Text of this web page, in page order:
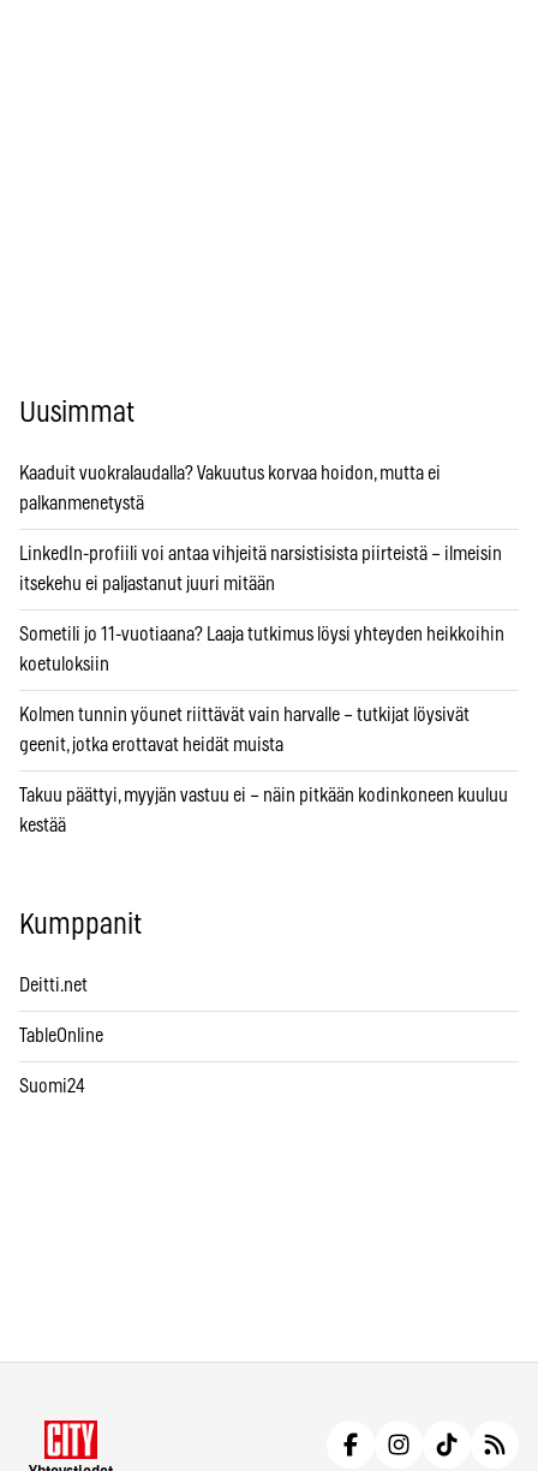
Uusimmat
Kaaduit vuokralaudalla? Vakuutus korvaa hoidon, mutta ei
palkanmenetystä
LinkedIn-profiili voi antaa vihjeitä narsistisista piirteistä – ilmeisin
itsekehu ei paljastanut juuri mitään
Sometili jo 11-vuotiaana? Laaja tutkimus löysi yhteyden heikkoihin
koetuloksiin
Kolmen tunnin yöunet riittävät vain harvalle – tutkijat löysivät
geenit, jotka erottavat heidät muista
Takuu päättyi, myyjän vastuu ei – näin pitkään kodinkoneen kuuluu
kestää
Kumppanit
Deitti.net
TableOnline
Suomi24